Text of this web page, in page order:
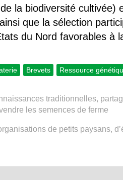
la biodiversité
que la sélection
du Nord favorables à
Brevets Ressource
traditionnelles,
les semences de ferme
de petits paysans,